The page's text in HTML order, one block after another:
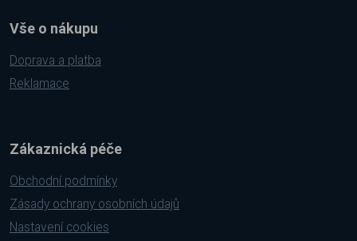
Vše o nákupu
Doprava a platba
Reklamace
Zákaznická péče
Obchodní podmínky
Zásady ochrany osobních údajů
Nastavení cookies